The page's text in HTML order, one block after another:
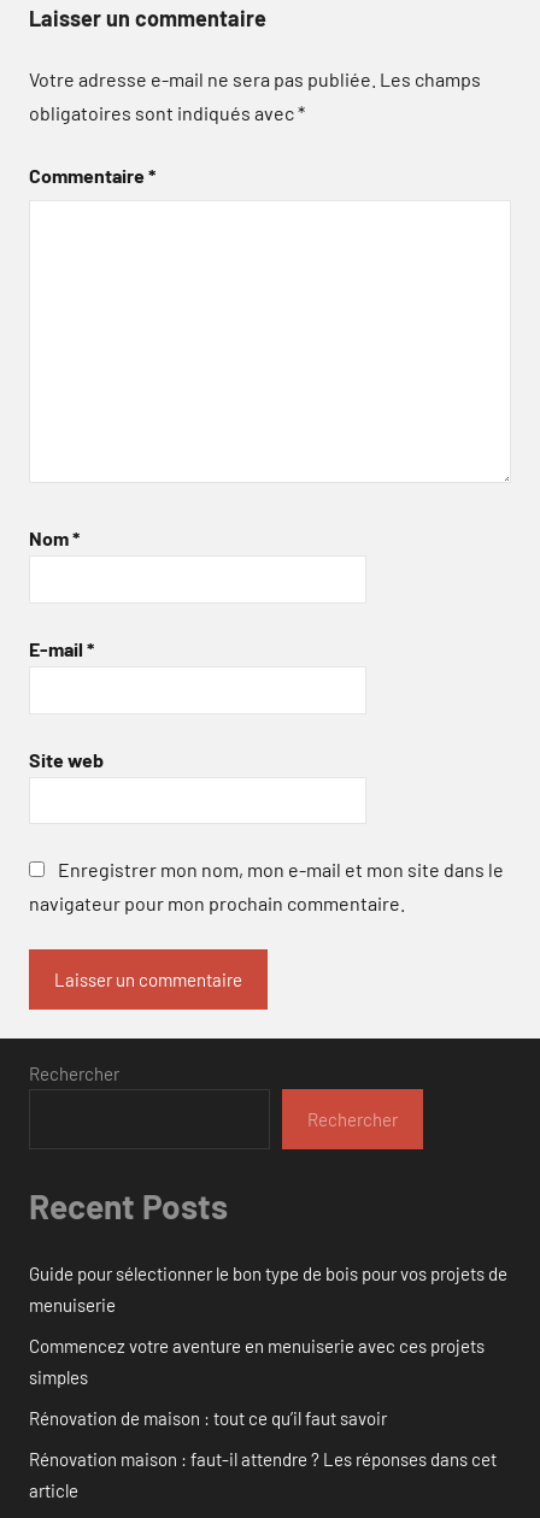
Laisser un commentaire
Votre adresse e-mail ne sera pas publiée. Les champs
obligatoires sont indiqués avec*
Commentaire*
Nom*
E-mail *
Site web
Enregistrer mon nom, mon e-mail et mon site dans le
navigateur pour mon prochain commentaire.
Rechercher
Rechercher
Recent Posts
Guide pour sélectionner le bon type de bois pour vos projets de
menuiserie
Commencez votre aventure en menuiserie avec ces projets
simples
Rénovation de maison : tout ce qu’il faut savoir
Rénovation maison : faut-il attendre ? Les réponses dans cet
article